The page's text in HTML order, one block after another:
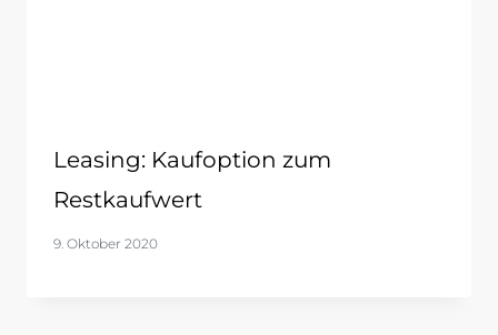
Leasing: Kaufoption zum
Restkaufwert
9. Oktober 2020